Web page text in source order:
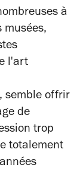
à
musées,
l'art
semble offrir
de
trop
totalement